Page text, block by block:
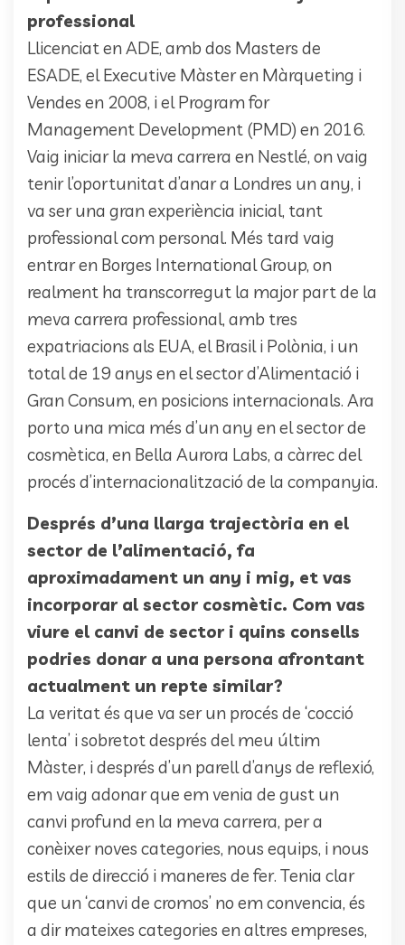
professional
Llicenciat en ADE, amb dos Masters de
ESADE, el Executive Màster en Màrqueting i
Vendes en 2008, i el Program for
Management Development (PMD) en 2016.
Vaig iniciar la meva carrera en Nestlé, on vaig
tenir l’oportunitat d’anar a Londres un any, i
va ser una gran experiència inicial, tant
professional com personal. Més tard vaig
entrar en Borges International Group, on
realment ha transcorregut la major part de la
meva carrera professional, amb tres
expatriacions als EUA, el Brasil i Polònia, i un
total de 19 anys en el sector d’Alimentació i
Gran Consum, en posicions internacionals. Ara
porto una mica més d’un any en el sector de
cosmètica, en Bella Aurora Labs, a càrrec del
procés d’internacionalització de la companyia.
Després d’una llarga trajectòria en el
sector de l’alimentació, fa
aproximadament un any i mig, et vas
incorporar al sector cosmètic. Com vas
viure el canvi de sector i quins consells
podries donar a una persona afrontant
actualment un repte similar?
La veritat és que va ser un procés de ‘cocció
lenta’ i sobretot després del meu últim
Màster, i després d’un parell d’anys de reflexió,
em vaig adonar que em venia de gust un
canvi profund en la meva carrera, per a
conèixer noves categories, nous equips, i nous
estils de direcció i maneres de fer. Tenia clar
que un ‘canvi de cromos’ no em convencia, és
a dir mateixes categories en altres empreses,